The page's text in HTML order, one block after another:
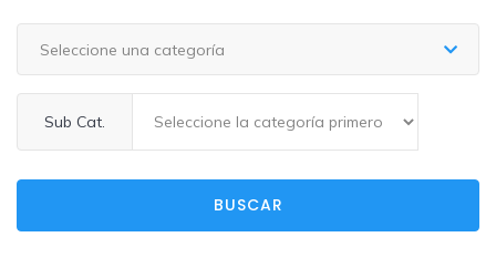
Seleccione una categoría
Sub Cat.
BUSCAR